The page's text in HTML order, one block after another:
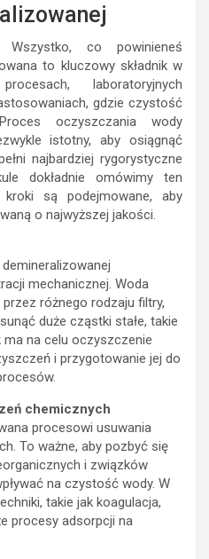
Wszystko, co powinieneś
to kluczowy składnik w
laboratoryjnych
gdzie czystość
oczyszczania wody
istotny, aby osiągnąć
najbardziej rygorystyczne
dokładnie omówimy ten
kroki są podejmowane, aby
o najwyższej jakości.
mechanicznej. Woda
różnego rodzaju filtry,
duże cząstki stałe, takie
ma na celu oczyszczenie
i przygotowanie jej do
chemicznych
procesowi usuwania
To ważne, aby pozbyć się
i związków
na czystość wody. W
takie jak koagulacja,
procesy adsorpcji na